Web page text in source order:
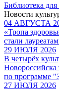
Библиотека
Новости
04 АВГУСТА
«Тропа
стали
29 ИЮЛЯ 2026
В четырёх
Новороссийска
по программе
27 ИЮЛЯ 2026